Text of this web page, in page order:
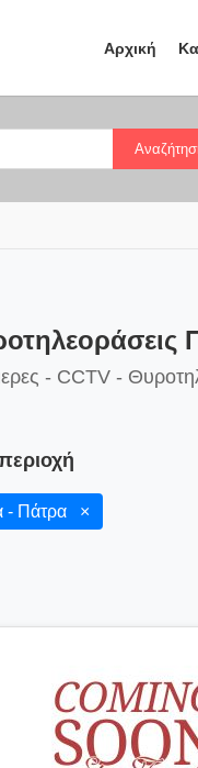
Αρχική
- CCTV -
- Πάτρα ×